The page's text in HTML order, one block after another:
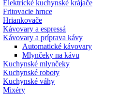
Elektrické kuchynské krájače
Fritovacie hrnce
Hriankovače
Kávovary a espressá
Kávovary a príprava kávy
Automatické kávovary
Mlynčeky na kávu
Kuchynské mlynčeky
Kuchynské roboty
Kuchynské váhy
Mixéry